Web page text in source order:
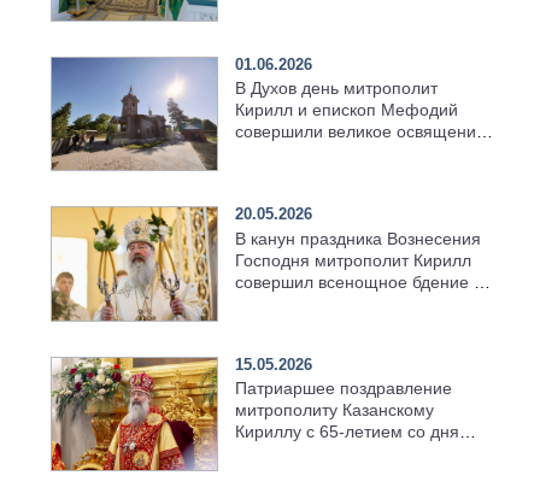
01.06.2026
В Духов день митрополит
Кирилл и епископ Мефодий
совершили великое освящение
20.05.2026
В канун праздника Вознесения
Господня митрополит Кирилл
совершил всенощное бдение в
15.05.2026
Патриаршее поздравление
митрополиту Казанскому
Кириллу с 65-летием со дня